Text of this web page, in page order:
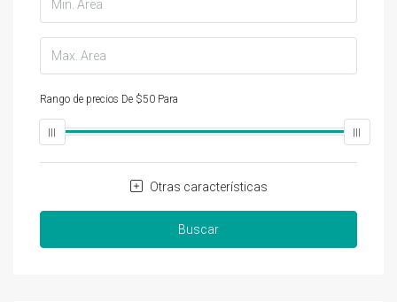
Rango de precios De $50 Para
Otras características
Buscar